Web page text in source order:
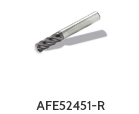
AFE52451-R